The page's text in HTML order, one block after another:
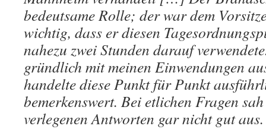
bedeutsame Rolle; der war dem
wichtig, dass er diesen
nahezu zwei Stunden darauf
gründlich mit meinen Einwendungen
handelte diese Punkt für Punkt
bemerkenswert. Bei etlichen Fragen
verlegenen Antworten gar nicht gut